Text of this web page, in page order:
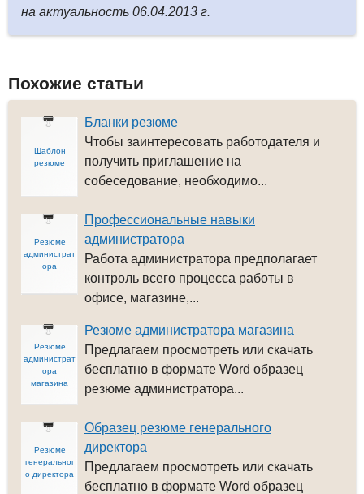
на актуальность 06.04.2013 г.
Похожие статьи
Шаблон
резюме
Бланки резюме
Чтобы заинтересовать работодателя и
получить приглашение на
собеседование, необходимо...
Резюме
администрат
ора
Профессиональные навыки
администратора
Работа администратора предполагает
контроль всего процесса работы в
офисе, магазине,...
Резюме
администрат
ора
магазина
Резюме администратора магазина
Предлагаем просмотреть или скачать
бесплатно в формате Word образец
резюме администратора...
Резюме
генеральног
о директора
Образец резюме генерального
директора
Предлагаем просмотреть или скачать
бесплатно в формате Word образец